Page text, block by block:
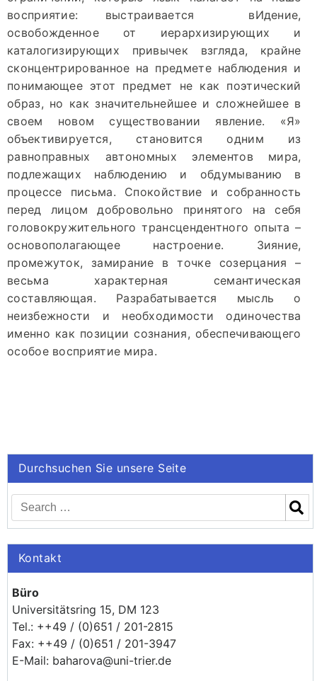
восприятие: выстраивается вИдение,
освобожденное от иерархизирующих и
каталогизирующих привычек взгляда, крайне
сконцентрированное на предмете наблюдения и
понимающее этот предмет не как поэтический
образ, но как значительнейшее и сложнейшее в
своем новом существовании явление. «Я»
объективируется, становится одним из
равноправных автономных элементов мира,
подлежащих наблюдению и обдумыванию в
процессе письма. Спокойствие и собранность
перед лицом добровольно принятого на себя
головокружительного трансцендентного опыта –
основополагающее настроение. Зияние,
промежуток, замирание в точке созерцания –
весьма характерная семантическая
составляющая. Разрабатывается мысль о
неизбежности и необходимости одиночества
именно как позиции сознания, обеспечивающего
особое восприятие мира.
Durchsuchen Sie unsere Seite
Kontakt
Büro
Universitätsring 15, DM 123
Tel.: ++49 / (0)651 / 201-2815
Fax: ++49 / (0)651 / 201-3947
E-Mail: baharova@uni-trier.de